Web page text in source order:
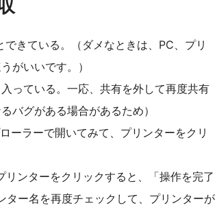
きている。（ダメなときは、PC、プリ
がいいです。）
っている。一応、共有を外して再度共有
バグがある場合があるため）
ーラーで開いてみて、プリンターをクリ
ンターをクリックすると、「操作を完了
ー名を再度チェックして、プリンターが